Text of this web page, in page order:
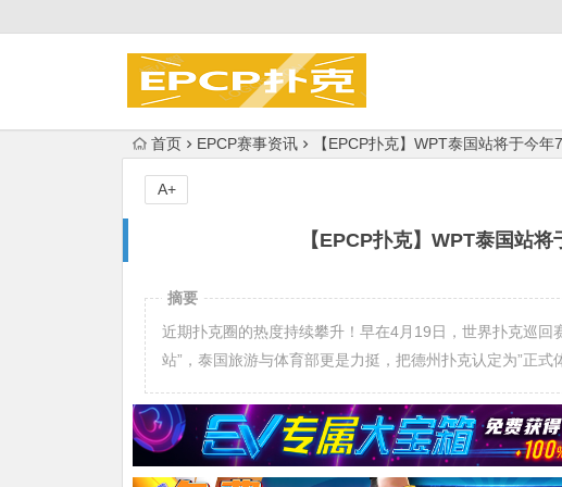
首页 EPCP赛事资讯 【EPCP扑克】WPT泰国站将于今
【EPCP扑克】WPT泰国站
A+
摘要
近期扑克圈的热度持续攀升！早在4月19日，世界扑克巡
站”，泰国旅游与体育部更是力挺，把德州扑克认定为”正式